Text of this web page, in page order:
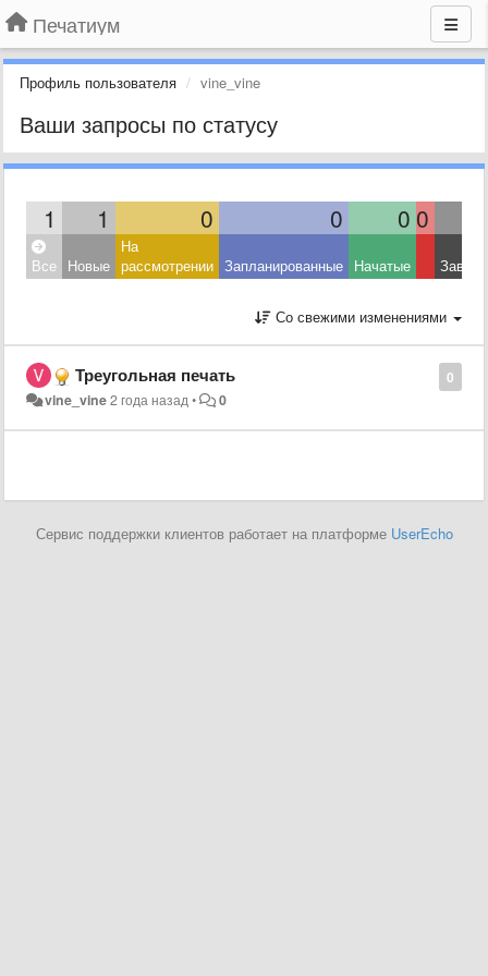
Печатиум
Профиль пользователя vine_vine
Ваши запросы по статусу
1 1 0 0 0 0
Все Новые
На
рассмотрении Запланированные Начатые
Со свежими изменениями
0
Треугольная печать
vine_vine2 года назад• 0
Сервис поддержки клиентов работает на платформе UserEcho